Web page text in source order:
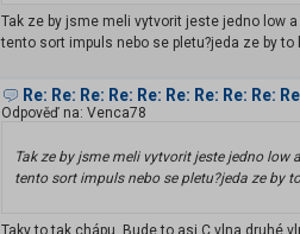
Tak ze by jsme meli vytvorit jeste jedno low
tento sort impuls nebo se pletu?jeda ze by
Re: Re: Re: Re: Re: Re: Re: Re: Re:
Odpověď na: Venca78
Tak ze by jsme meli vytvorit jeste jedno
tento sort impuls nebo se pletu?jeda ze by